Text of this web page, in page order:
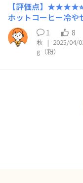
【評価点】★★★★⭐︎
ホットコーヒー冷や
間だった 全然違っ
ート】 あり 【こん
1 8
秋 | 2025/04/
g（粉）